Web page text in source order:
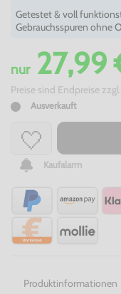
Getestet & voll
Gebrauchsspuren ohne
nur27,99
Preise sind Endpreise zzgl.
Ausverkauft
Kaufalarm
Produktinformationen